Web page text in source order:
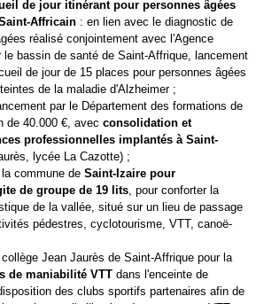
de jour itinérant pour personnes âgées
Affricain : en lien avec le diagnostic de
réalisé conjointement avec l'Agence
le bassin de santé de Saint-Affrique, lancement
de jour de 15 places pour personnes âgées
de la maladie d'Alzheimer ;
par le Département des formations de
de 40.000 €, avec consolidation et
professionnelles implantés à Saint-
lycée La Cazotte) ;
commune de Saint-Izaire pour
de groupe de 19 lits, pour conforter la
de la vallée, situé sur un lieu de passage
pédestres, cyclotourisme, VTT, canoë-
Jean Jaurès de Saint-Affrique pour la
de maniabilité VTT dans l'enceinte de
des clubs sportifs partenaires afin de